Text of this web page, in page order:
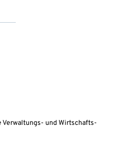
und Wirtschafts-